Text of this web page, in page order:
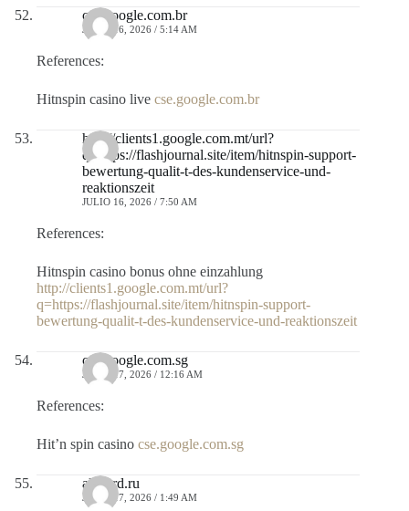
cse.google.com.br
JULIO 16, 2026 / 5:14 AM
References:
Hitnspin casino live cse.google.com.br
http://clients1.google.com.mt/url?
q=https://flashjournal.site/item/hitnspin-support-
bewertung-qualit-t-des-kundenservice-und-
reaktionszeit
JULIO 16, 2026 / 7:50 AM
References:
Hitnspin casino bonus ohne einzahlung
http://clients1.google.com.mt/url?
q=https://flashjournal.site/item/hitnspin-support-
bewertung-qualit-t-des-kundenservice-und-reaktionszeit
cse.google.com.sg
JULIO 17, 2026 / 12:16 AM
References:
Hit’n spin casino cse.google.com.sg
alagard.ru
JULIO 17, 2026 / 1:49 AM